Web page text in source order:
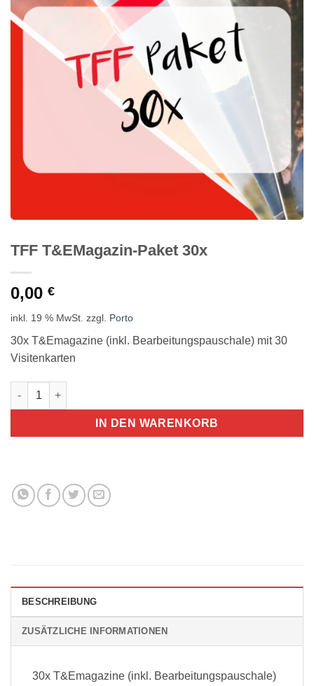
TFF T&EMagazin-Paket 30x
0,00 €
inkl. 19 % MwSt. zzgl. Porto
30x T&Emagazine (inkl. Bearbeitungspauschale) mit 30
Visitenkarten
TFF T&EMagazin-Paket 30x Menge
IN DEN WARENKORB
BESCHREIBUNG
ZUSÄTZLICHE INFORMATIONEN
30x T&Emagazine (inkl. Bearbeitungspauschale)